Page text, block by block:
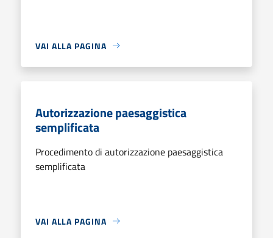
VAI ALLA PAGINA
Autorizzazione paesaggistica
semplificata
Procedimento di autorizzazione paesaggistica
semplificata
VAI ALLA PAGINA